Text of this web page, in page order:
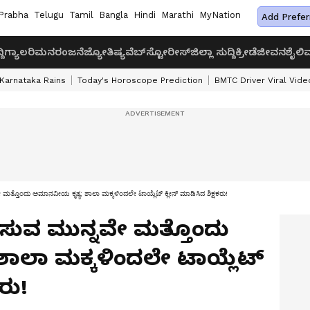
Telugu Tamil Bangla Hindi Marathi MyNation Add
ಗ್ಯಾಲರಿಮನರಂಜನೆಜ್ಯೋತಿಷ್ಯವೆಬ್‌ಸ್ಟೋರೀಸ್ಜಿಲ್ಲಾ ಸುದ್ದಿಕ್ರೀಡೆಜೀವನಶೈಲಿ
Karnataka Rains Today's Horoscope Prediction BMTC Driver Viral
ಅಮಾನವೀಯ ಕೃತ್ಯ; ಶಾಲಾ ಮಕ್ಕಳಿಂದಲೇ ಟಾಯ್ಲೆಟ್ ಕ್ಲೀನ್ ಮಾಡಿಸಿದ ಶಿಕ್ಷಕರು!
ಮುನ್ನವೇ ಮತ್ತೊಂದು
ಮಕ್ಕಳಿಂದಲೇ ಟಾಯ್ಲೆಟ್